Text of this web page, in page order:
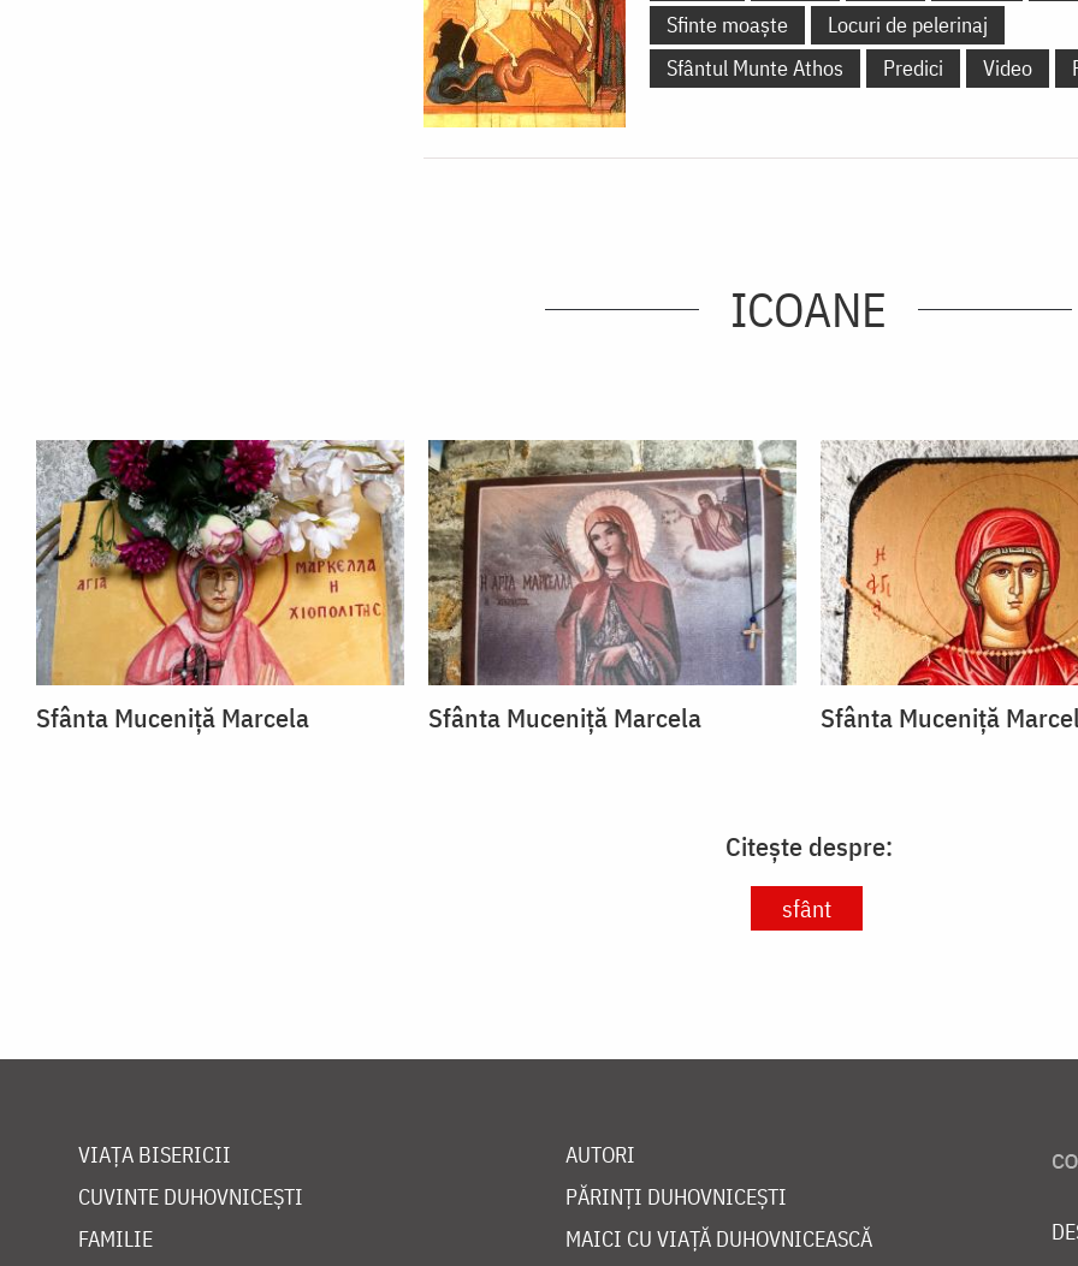
Sfinte moaște
Locuri de pelerinaj
Sfântul Munte Athos
Predici Video
ICOANE
Sfânta Muceniță Marcela Sfânta Muceniță Marcela Sfânta Muceniță
Citește despre:
sfânt
VIAȚA BISERICII
CUVINTE DUHOVNICEȘTI
FAMILIE
AUTORI
PĂRINȚI DUHOVNICEȘTI
MAICI CU VIAȚĂ DUHOVNICEASCĂ